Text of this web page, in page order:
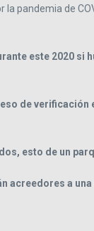
pandemia de
este 2020
de verificación
esto de un
acreedores a